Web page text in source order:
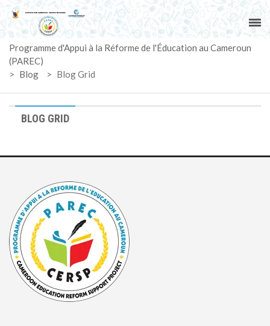
ACCUEIL
PAREC
ACTUALITÉS
LE CG
MARCHÉS
SUIVI-EVALUATION
MÉDIA
Programme d'Appui à la Réforme de l'Éducation au Cameroun
(PAREC)
> Blog > Blog Grid
BLOG GRID